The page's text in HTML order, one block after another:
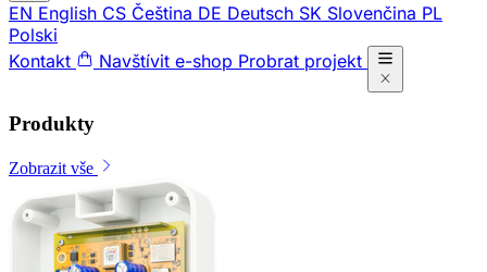
EN English CS Čeština DE Deutsch SK Slovenčina PL
Polski
Kontakt
Navštívit e-shop Probrat projekt
Produkty
Zobrazit vše